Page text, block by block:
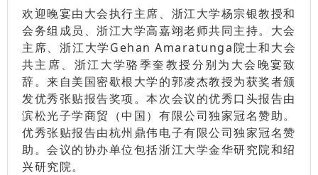
欢迎晚宴由大会执行主席、浙江大学杨宗银教授和
会务组成员、浙江大学高嘉翊老师共同主持。大会
主席、浙江大学Gehan Amaratunga院士和大会
共主席、浙江大学骆季奎教授分别为大会晚宴致
辞。来自美国密歇根大学的郭凌杰教授为获奖者颁
发优秀张贴报告奖项。本次会议的优秀口头报告由
滨松光子学商贸（中国）有限公司独家冠名赞助。
优秀张贴报告由杭州鼎伟电子有限公司独家冠名赞
助。会议的协办单位包括浙江大学金华研究院和绍
兴研究院。